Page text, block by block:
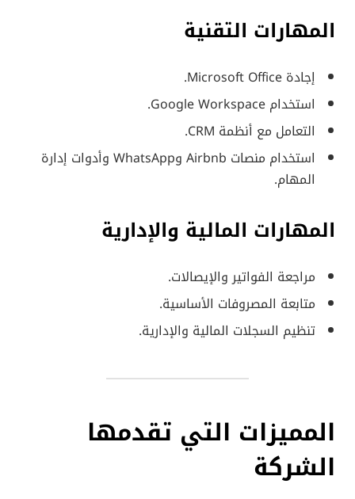
المهارات التقنية
إجادة Microsoft Office.
استخدام Google Workspace.
التعامل مع أنظمة CRM.
استخدام منصات Airbnb وWhatsApp وأدوات إدارة
المهام.
المهارات المالية والإدارية
مراجعة الفواتير والإيصالات.
متابعة المصروفات الأساسية.
تنظيم السجلات المالية والإدارية.
المميزات التي تقدمها
الشركة